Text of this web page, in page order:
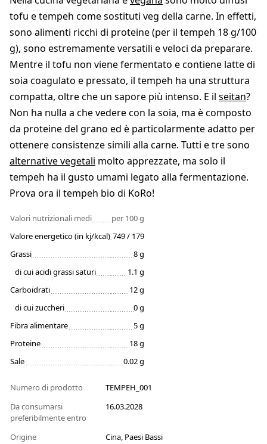
tofu e tempeh come sostituti veg della carne. In effetti,
sono alimenti ricchi di proteine (per il tempeh 18 g/100
g), sono estremamente versatili e veloci da preparare.
Mentre il tofu non viene fermentato e contiene latte di
soia coagulato e pressato, il tempeh ha una struttura
compatta, oltre che un sapore più intenso. E il seitan?
Non ha nulla a che vedere con la soia, ma è composto
da proteine del grano ed è particolarmente adatto per
ottenere consistenze simili alla carne. Tutti e tre sono
alternative vegetali molto apprezzate, ma solo il
tempeh ha il gusto umami legato alla fermentazione.
Prova ora il tempeh bio di KoRo!
Valori nutrizionali medi
per 100 g
Valore energetico (in kj/kcal) 749 / 179
Grassi
8 g
di cui acidi grassi saturi
1.1 g
Carboidrati
12 g
di cui zuccheri
0 g
Fibra alimentare
5 g
Proteine
18 g
Sale
0.02 g
Numero di prodotto
TEMPEH_001
Da consumarsi
preferibilmente entro
16.03.2028
Origine
Cina, Paesi Bassi